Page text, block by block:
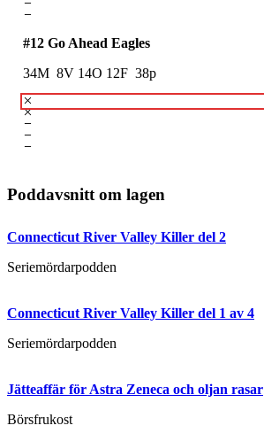
#12 Go Ahead Eagles
34M 8V 14O 12F 38p
Poddavsnitt om lagen
Connecticut River Valley Killer del 2
Seriemördarpodden
Connecticut River Valley Killer del 1 av 4
Seriemördarpodden
Jätteaffär för Astra Zeneca och oljan rasar
Börsfrukost